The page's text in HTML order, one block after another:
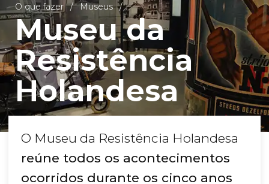
O que fazer Museus
Museu da
Resistência
Holandesa
O Museu da Resistência Holandesa
reúne todos os acontecimentos
ocorridos durante os cinco anos